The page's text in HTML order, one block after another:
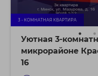
3 - КОМНАТНАЯ КВАРТИРА
Уютная 3-
микрорайоне
16